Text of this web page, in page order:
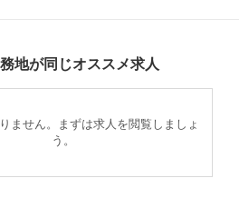
地が同じオススメ求人
ません。まずは求人を閲覧しましょ
う。